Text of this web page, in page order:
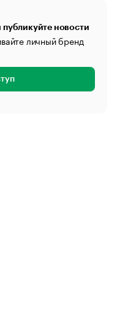
новости
личный бренд